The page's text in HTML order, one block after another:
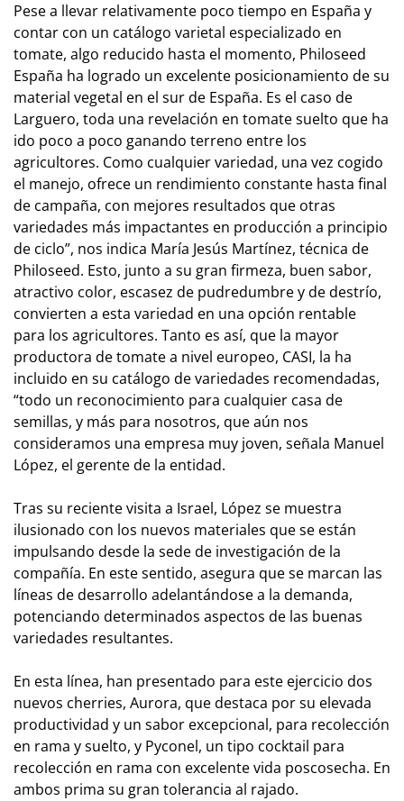
Pese a llevar relativamente poco tiempo en España y
contar con un catálogo varietal especializado en
tomate, algo reducido hasta el momento, Philoseed
España ha logrado un excelente posicionamiento de su
material vegetal en el sur de España. Es el caso de
Larguero, toda una revelación en tomate suelto que ha
ido poco a poco ganando terreno entre los
agricultores. Como cualquier variedad, una vez cogido
el manejo, ofrece un rendimiento constante hasta final
de campaña, con mejores resultados que otras
variedades más impactantes en producción a principio
de ciclo”, nos indica María Jesús Martínez, técnica de
Philoseed. Esto, junto a su gran firmeza, buen sabor,
atractivo color, escasez de pudredumbre y de destrío,
convierten a esta variedad en una opción rentable
para los agricultores. Tanto es así, que la mayor
productora de tomate a nivel europeo, CASI, la ha
incluido en su catálogo de variedades recomendadas,
“todo un reconocimiento para cualquier casa de
semillas, y más para nosotros, que aún nos
consideramos una empresa muy joven, señala Manuel
López, el gerente de la entidad.
Tras su reciente visita a Israel, López se muestra
ilusionado con los nuevos materiales que se están
impulsando desde la sede de investigación de la
compañía. En este sentido, asegura que se marcan las
líneas de desarrollo adelantándose a la demanda,
potenciando determinados aspectos de las buenas
variedades resultantes.
En esta línea, han presentado para este ejercicio dos
nuevos cherries, Aurora, que destaca por su elevada
productividad y un sabor excepcional, para recolección
en rama y suelto, y Pyconel, un tipo cocktail para
recolección en rama con excelente vida poscosecha. En
ambos prima su gran tolerancia al rajado.